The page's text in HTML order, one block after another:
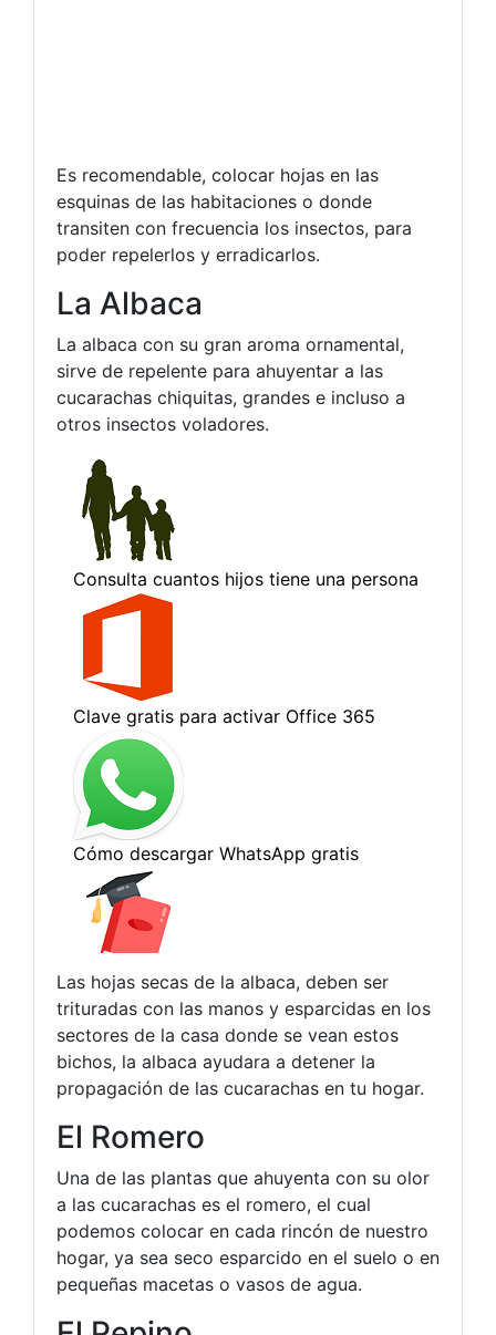
Es recomendable, colocar hojas en las
esquinas de las habitaciones o donde
transiten con frecuencia los insectos, para
poder repelerlos y erradicarlos.
La Albaca
La albaca con su gran aroma ornamental,
sirve de repelente para ahuyentar a las
cucarachas chiquitas, grandes e incluso a
otros insectos voladores.
Las hojas secas de la albaca, deben ser
trituradas con las manos y esparcidas en los
sectores de la casa donde se vean estos
bichos, la albaca ayudara a detener la
propagación de las cucarachas en tu hogar.
El Romero
Una de las plantas que ahuyenta con su olor
a las cucarachas es el romero, el cual
podemos colocar en cada rincón de nuestro
hogar, ya sea seco esparcido en el suelo o en
pequeñas macetas o vasos de agua.